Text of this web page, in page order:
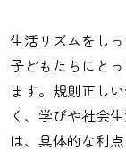
生活リズムをし
子どもたちにと
ます。規則正し
く、学びや社会
は、具体的な利